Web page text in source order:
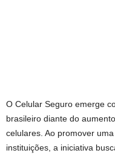
O Celular Seguro emerge
brasileiro diante do
celulares. Ao promover
instituições, a iniciativa